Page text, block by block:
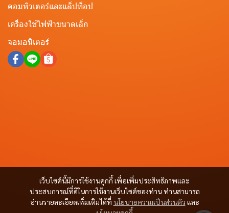
เว็บไซต์นี้มีการใช้งานคุกกี้ เพื่อเพิ่มประสิทธิภาพและ
ประสบการณ์ที่ดีในการใช้งานเว็บไซต์ของท่าน ท่านสามารถ
อ่านรายละเอียดเพิ่มเติมได้ที่ นโยบายความเป็นส่วนตัว และ
คอมพิวเตอร์และแล็ปท็อป
เครื่องใช้ไฟฟ้าขนาดเล็ก
จอมอนิเตอร์